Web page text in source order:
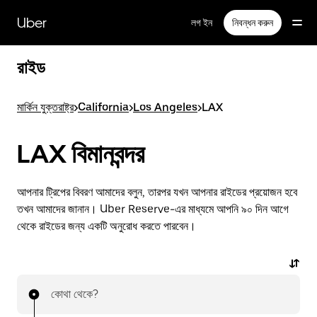
প্রধান
বিষয়সূচিতে
Uber লগ ইন নিবন্ধন করুন
রাইড
মার্কিন যুক্তরাষ্ট্র>California>Los Angeles>LAX
LAX বিমানবন্দর
আপনার ট্রিপের বিবরণ আমাদের বলুন, তারপর যখন আপনার রাইডের প্রয়োজন হবে
তখন আমাদের জানান। Uber Reserve-এর মাধ্যমে আপনি ৯০ দিন আগে
থেকে রাইডের জন্য একটি অনুরোধ করতে পারবেন।
কোথা থেকে?